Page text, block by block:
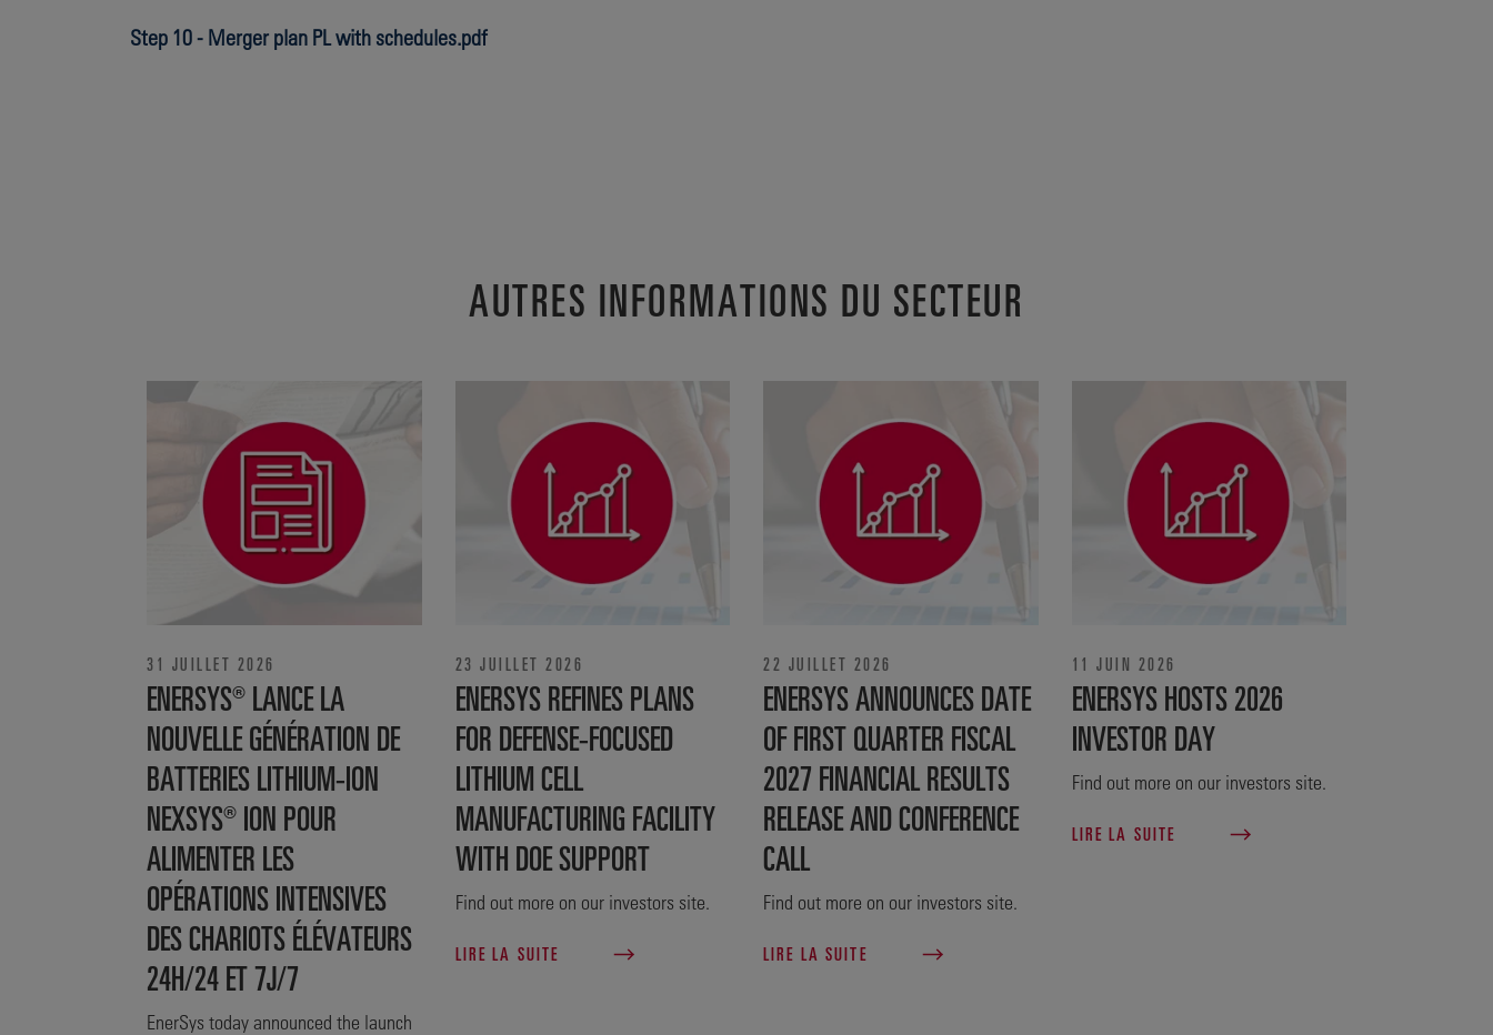
Step 10 - Merger plan PL with schedules.pdf
AUTRES INFORMATIONS DU SECTEUR
31 JUILLET 2026
ENERSYS® LANCE LA
NOUVELLE GÉNÉRATION DE
BATTERIES LITHIUM-ION
NEXSYS® ION POUR
ALIMENTER LES
OPÉRATIONS INTENSIVES
DES CHARIOTS ÉLÉVATEURS
24H/24 ET 7J/7
EnerSys today announced the launch
23 JUILLET 2026
ENERSYS REFINES PLANS
FOR DEFENSE‑FOCUSED
LITHIUM CELL
MANUFACTURING FACILITY
WITH DOE SUPPORT
Find out more on our investors site.
LIRE LA SUITE
22 JUILLET 2026
ENERSYS ANNOUNCES DATE
OF FIRST QUARTER FISCAL
2027 FINANCIAL RESULTS
RELEASE AND CONFERENCE
CALL
Find out more on our investors site.
LIRE LA SUITE
11 JUIN 2026
ENERSYS HOSTS 2026
INVESTOR DAY
Find out more on our investors site.
LIRE LA SUITE